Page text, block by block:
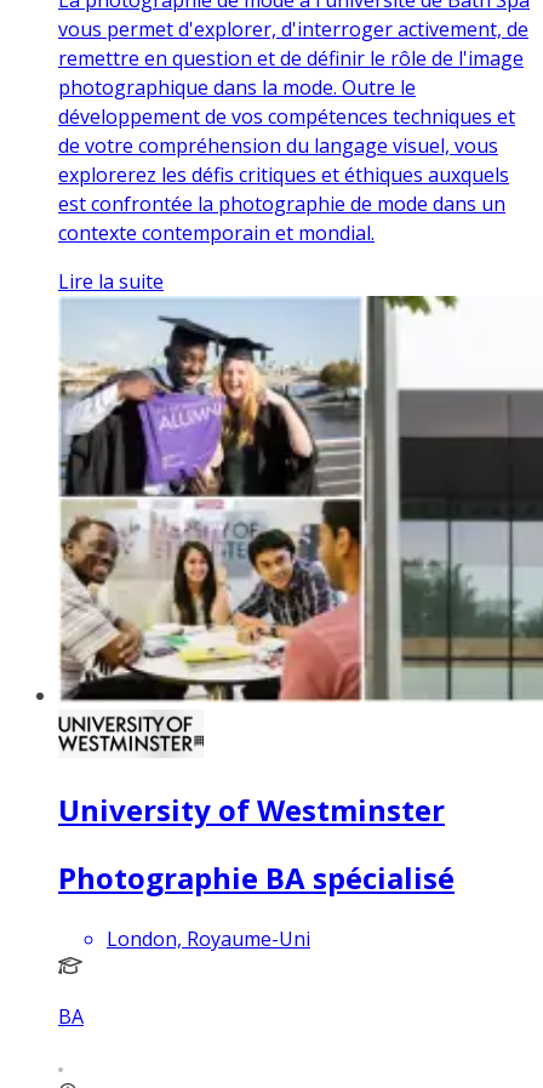
vous permet d'explorer, d'interroger activement, de
remettre en question et de définir le rôle de l'image
photographique dans la mode. Outre le
développement de vos compétences techniques et
de votre compréhension du langage visuel, vous
explorerez les défis critiques et éthiques auxquels
est confrontée la photographie de mode dans un
contexte contemporain et mondial.
Lire la suite
University of Westminster
Photographie BA spécialisé
London, Royaume-Uni
BA